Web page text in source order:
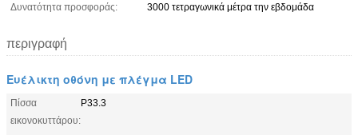
Δυνατότητα προσφοράς:
3000 τετραγωνικά μέτρα την εβδομάδα
περιγραφή
Ευέλικτη οθόνη με πλέγμα LED
Πίσσα
εικονοκυττάρου:
P33.3